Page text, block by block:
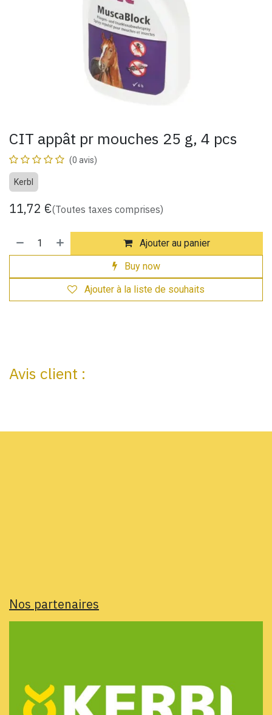
CIT appât pr mouches 25 g, 4 pcs
(0 avis)
Kerbl
11,72 €(Toutes taxes comprises)
Ajouter au panier
Buy now
Ajouter à la liste de souhaits
Avis client :
Nos partenaires